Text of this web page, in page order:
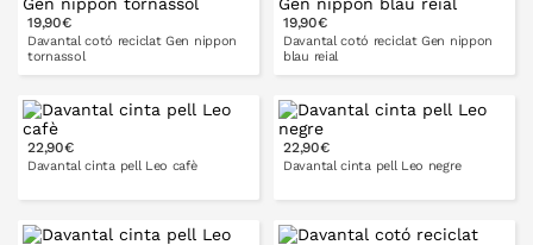
A LA CISTELLA A LA CISTELLA
19,90€
Davantal cotó reciclat Gen nippon
tornassol
A LA CISTELLA
19,90€
Davantal cotó reciclat Gen nippon
blau reial
A LA CISTELLA
22,90€
Davantal cinta pell Leo cafè
22,90€
Davantal cinta pell Leo negre